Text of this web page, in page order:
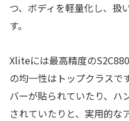
つ、ボディを軽量化し、扱
す。
Xliteには最高精度の
の均一性はトップクラスで
バーが貼られていたり、ハ
されていたりと、実用的な